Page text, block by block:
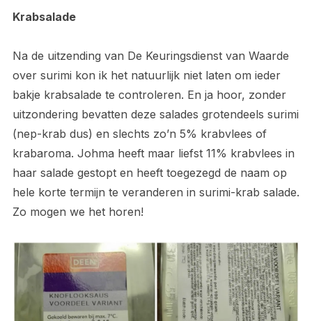
Krabsalade
Na de uitzending van De Keuringsdienst van Waarde
over surimi kon ik het natuurlijk niet laten om ieder
bakje krabsalade te controleren. En ja hoor, zonder
uitzondering bevatten deze salades grotendeels surimi
(nep-krab dus) en slechts zo’n 5% krabvlees of
krabaroma. Johma heeft maar liefst 11% krabvlees in
haar salade gestopt en heeft toegezegd de naam op
hele korte termijn te veranderen in surimi-krab salade.
Zo mogen we het horen!